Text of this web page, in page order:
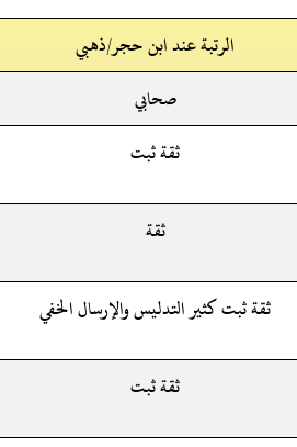
الرتبة عند ابن حجر/ذهبي
صحابي
ثقة ثبت
ثقة
ثقة ثبت كثير التدليس والإرسال الخفي
ثقة ثبت